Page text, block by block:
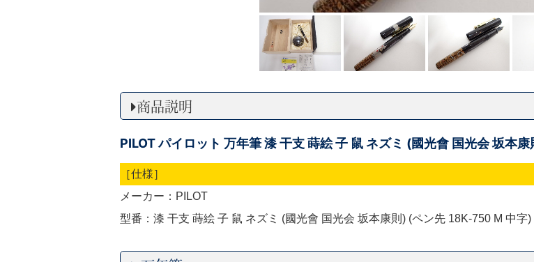
商品説明
PILOT パイロット 万年筆 漆 干支 蒔絵 子 鼠 ネズミ (國光會 国光会 坂本
［仕様］
メーカー：PILOT
型番：漆 干支 蒔絵 子 鼠 ネズミ (國光會 国光会 坂本康則) (ペン先 18K-750 M 中字)